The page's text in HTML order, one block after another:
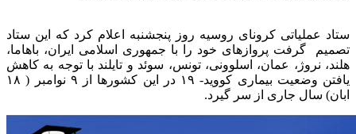
ستاد عملیاتی کروناى روسيه روز پنجشنبه اعلام کرد که این ستاد
تصمیم گرفت پروازهای خود را با جمهوری اسلامی ایران، باهاما،
هلند، نروژ، عمان، اسلوونی، تونس، سوئد و تایلند با توجه به کاهش
یافتن وضعیت بیماری کووید- ۱۹ در این کشورها از ۹ نوامبر ( ۱۸
ابان) سال جاری از سر گیرد.